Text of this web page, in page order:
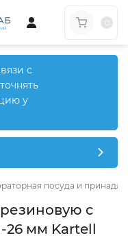
с
у
посуда и
с
26 мм Kartell